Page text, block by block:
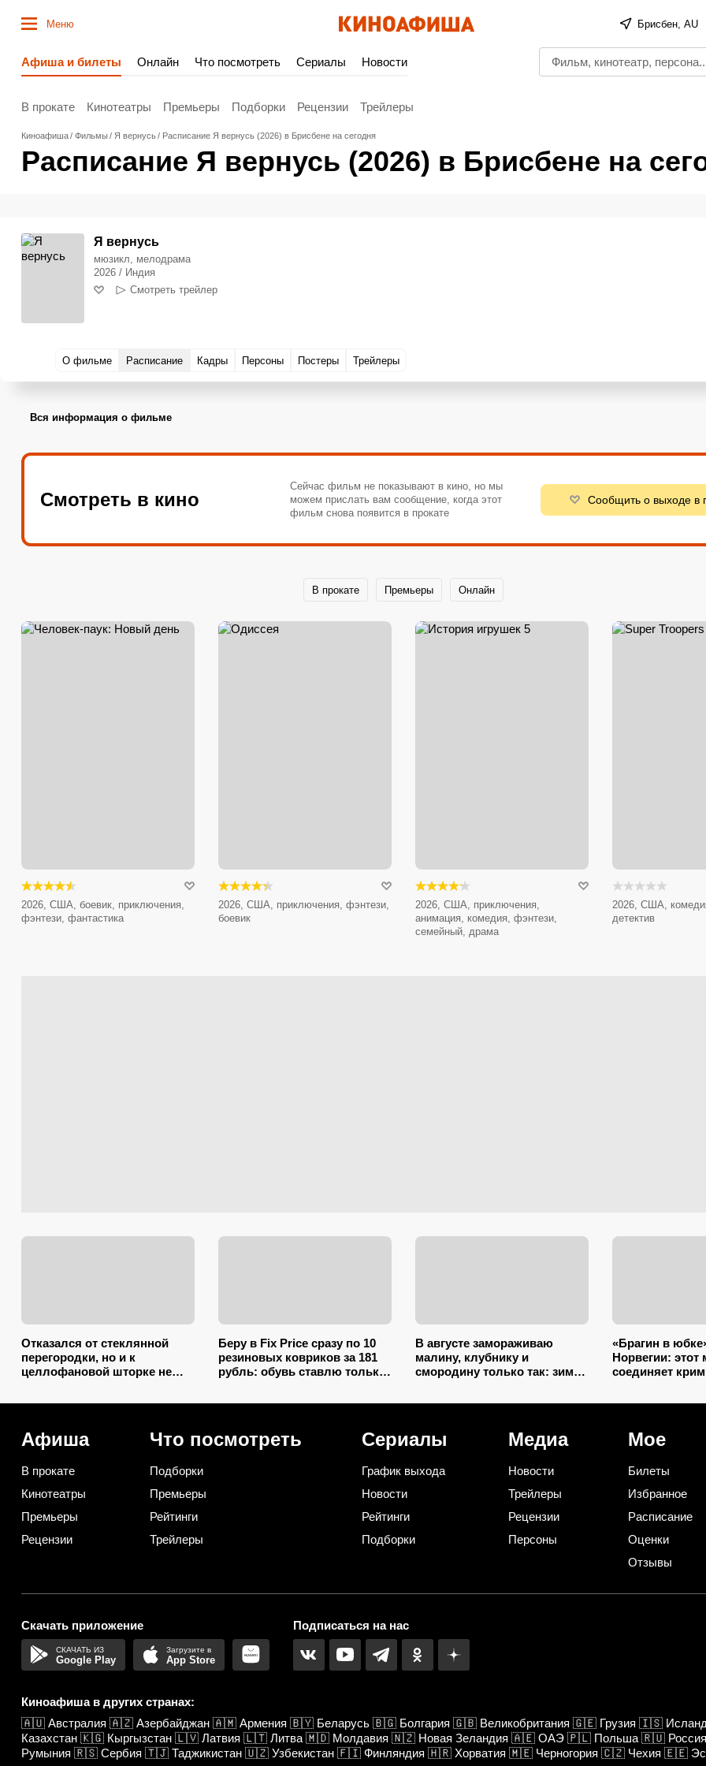
Меню Брисбен, AU
Афиша и билеты Онлайн Что посмотреть Сериалы Новости
В прокате Кинотеатры Премьеры Подборки Рецензии Трейлеры
Киноафиша Фильмы Я вернусь Расписание Я вернусь (2026) в Брисбене на сегодня
Расписание Я вернусь (2026) в Брисбене на
Я вернусь
мюзикл, мелодрама
2026 / Индия
Смотреть трейлер
О фильме Расписание Кадры Персоны Постеры Трейлеры
Вся информация о фильме
Смотреть в кино
Сейчас фильм не показывают в кино, но мы
можем прислать вам сообщение, когда этот
фильм снова появится в прокате
Сообщить о выходе в
В прокате Премьеры Онлайн
2026, США, боевик, приключения,
фэнтези, фантастика
2026, США, приключения, фэнтези,
боевик
2026, США, приключения,
анимация, комедия, фэнтези,
семейный, драма
2026, США,
детектив
Отказался от стеклянной
перегородки, но и к
целлофановой шторке не
Беру в Fix Price сразу по 10
резиновых ковриков за 181
рубль: обувь ставлю только
В августе замораживаю
малину, клубнику и
смородину только так: зимой
«Брагин в
Норвегии: этот
соединяет
Афиша
В прокате
Кинотеатры
Премьеры
Рецензии
Что посмотреть
Подборки
Премьеры
Рейтинги
Трейлеры
Сериалы
График выхода
Новости
Рейтинги
Подборки
Медиа
Новости
Трейлеры
Рецензии
Персоны
Мое
Билеты
Избранное
Расписание
Оценки
Отзывы
Скачать приложение
Google Play App Store
Подписаться на нас
Киноафиша в других странах:
🇦🇺 Австралия 🇦🇿 Азербайджан 🇦🇲 Армения 🇧🇾 Беларусь 🇧🇬 Болгария 🇬🇧 Великобритания 🇬🇪 Грузия 🇮🇸
Казахстан 🇰🇬 Кыргызстан 🇱🇻 Латвия 🇱🇹 Литва 🇲🇩 Молдавия 🇳🇿 Новая Зеландия 🇦🇪 ОАЭ 🇵🇱 Польша 🇷🇺 Россия
Румыния 🇷🇸 Сербия 🇹🇯 Таджикистан 🇺🇿 Узбекистан 🇫🇮 Финляндия 🇭🇷 Хорватия 🇲🇪 Черногория 🇨🇿 Чехия 🇪🇪